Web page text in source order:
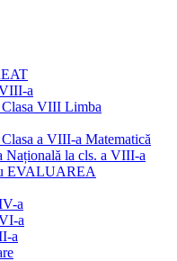
a
VIII Limba
a VIII-a Matematică
Națională la cls. a VIII-a
EVALUAREA
a
a
a